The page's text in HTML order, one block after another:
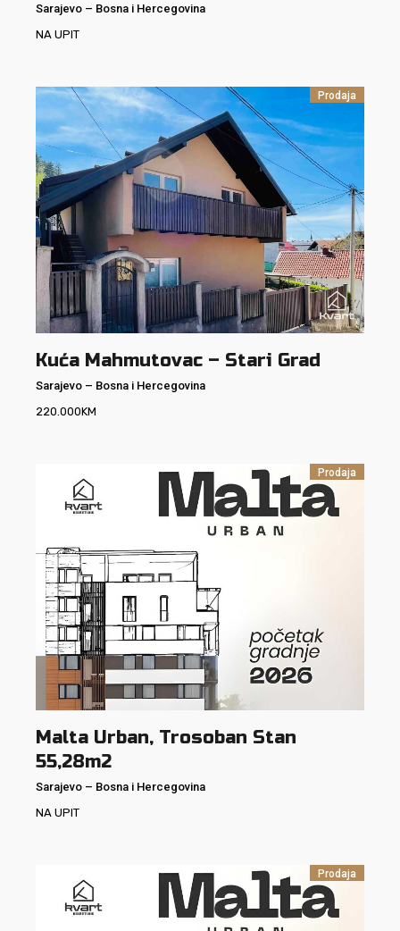
Sarajevo – Bosna i Hercegovina
NA UPIT
Prodaja
Kuća Mahmutovac – Stari Grad
Sarajevo – Bosna i Hercegovina
220.000KM
Prodaja
Malta Urban, Trosoban Stan
55,28m2
Sarajevo – Bosna i Hercegovina
NA UPIT
Prodaja